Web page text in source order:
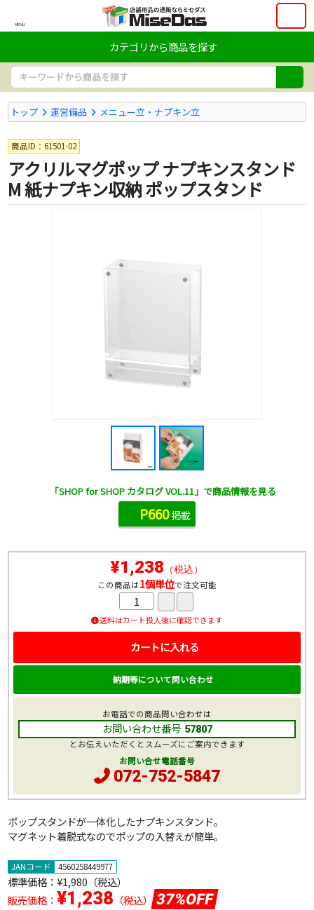
MENU
カテゴリから商品を探す
トップ 運営備品 メニュー立・ナプキン立
商品ID：61501-02
アクリルマグポップ ナプキンスタンド
M 紙ナプキン収納 ポップスタンド
ポップスタンドが一体化したナプキンスタンド。
マグネット着脱式なのでポップの入替えが簡単。
JANコード 4560258449977
標準価格： ¥1,980 （税込）
販売価格： ¥1,238 （税込） 37%OFF
¥1,238 （税込）
この商品は1個単位で注文可能
送料はカート投入後に確認できます
カートに入れる
納期等について問い合わせ
お電話での商品問い合わせは
お問い合わせ番号 57807
とお伝えいただくとスムーズにご案内できます
お問い合せ電話番号
072-752-5847
「SHOP for SHOP カタログ VOL.11」で商品情報を見る
P660掲載